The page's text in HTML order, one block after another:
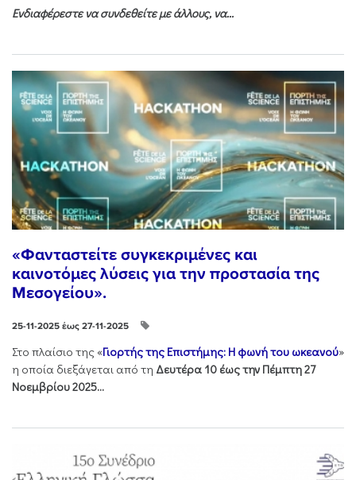
Ενδιαφέρεστε να συνδεθείτε με άλλους, να...
«Φανταστείτε συγκεκριμένες και
καινοτόμες λύσεις για την προστασία της
Μεσογείου».
25-11-2025 έως 27-11-2025
Στo πλαίσιo της «Γιορτής της Επιστήμης: Η φωνή του ωκεανού»
η οποία διεξάγεται από τη Δευτέρα 10 έως την Πέμπτη 27
Νοεμβρίου 2025...